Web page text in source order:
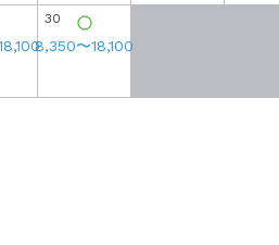
30
8,350〜18,100